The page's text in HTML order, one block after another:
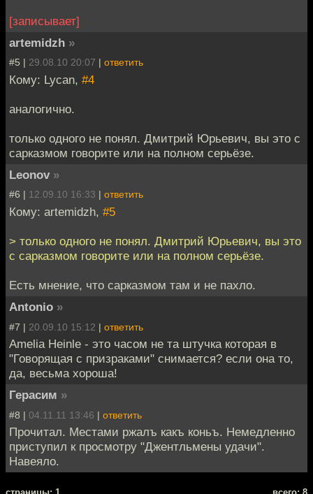
[записывает]
artemidzh »
#5 | 29.08.10 20:07 | ответить
Кому: Lycan, #4
аналогично.
только одного не понял. Дмитрий Юрьевич, вы это с
сарказмом говорите или на полном серьёзе.
Leonov »
#6 | 12.09.10 16:33 | ответить
Кому: artemidzh, #5
> только одного не понял. Дмитрий Юрьевич, вы это
с сарказмом говорите или на полном серьёзе.
Есть мнение, что сарказмом там и не пахло.
Antonio »
#7 | 20.09.10 15:12 | ответить
Amelia Heinle - это часом не та штучка которая в
"Говорящая с призраками" снимается? если она то,
да, весьма хороша!
Герасим »
#8 | 04.11.11 13:46 | ответить
Прочитал. Местами ржалъ какъ коньъ. Немедленно
приступил к просмотру "Джентльмены удачи".
Навеяло.